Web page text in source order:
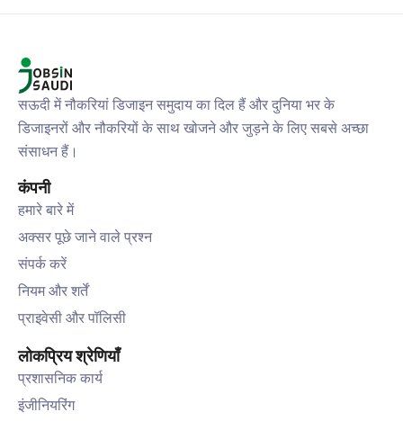
सऊदी में नौकरियां डिजाइन समुदाय का दिल हैं और दुनिया भर के
डिजाइनरों और नौकरियों के साथ खोजने और जुड़ने के लिए सबसे अच्छा
संसाधन हैं।
कंपनी
हमारे बारे में
अक्सर पूछे जाने वाले प्रश्न
संपर्क करें
नियम और शर्तें
प्राइवेसी और पॉलिसी
लोकप्रिय श्रेणियाँ
प्रशासनिक कार्य
इंजीनियरिंग